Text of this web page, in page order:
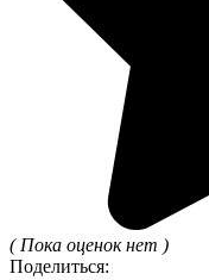
( Пока оценок нет )
Поделиться: